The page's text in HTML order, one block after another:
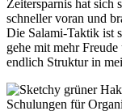
Zeitersparnis hat sich
schneller voran und
Die Salami-Taktik ist
gehe mit mehr
endlich Struktur in